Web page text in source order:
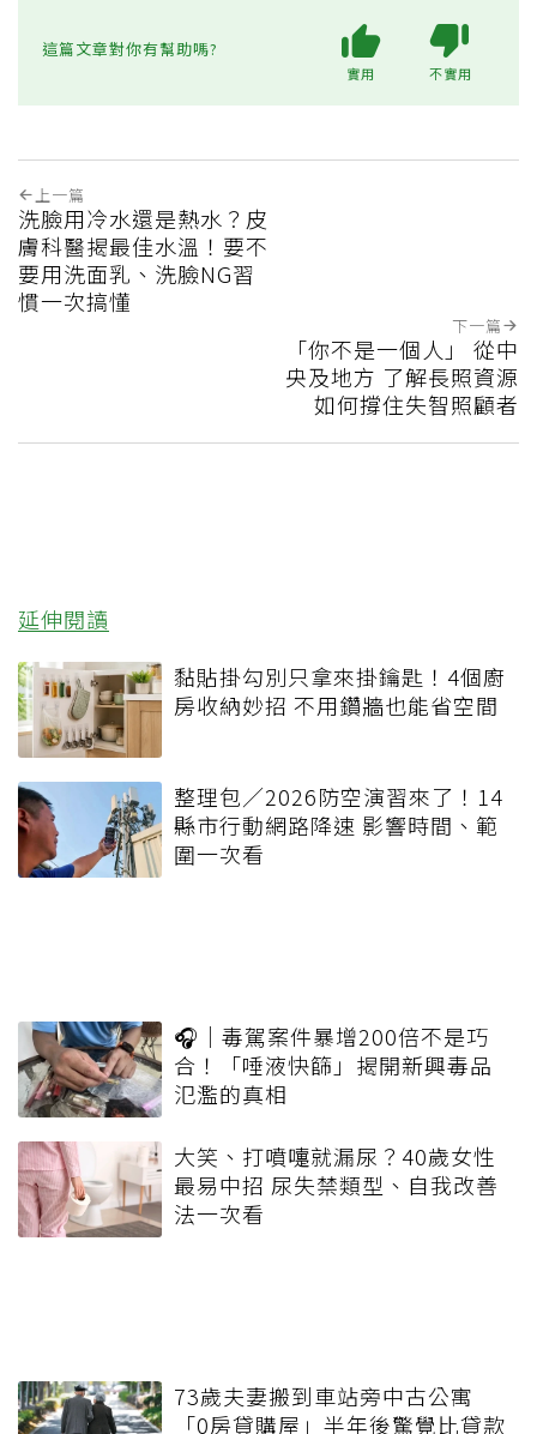
這篇文章對你有幫助嗎?
實用 不實用
上一篇
洗臉用冷水還是熱水？皮
膚科醫揭最佳水溫！要不
要用洗面乳、洗臉NG習
慣一次搞懂
下一篇
「你不是一個人」 從中
央及地方 了解長照資源
如何撐住失智照顧者
延伸閱讀
黏貼掛勾別只拿來掛鑰匙！4個廚
房收納妙招 不用鑽牆也能省空間
整理包／2026防空演習來了！14
縣市行動網路降速 影響時間、範
圍一次看
🎧｜毒駕案件暴增200倍不是巧
合！「唾液快篩」揭開新興毒品
氾濫的真相
大笑、打噴嚏就漏尿？40歲女性
最易中招 尿失禁類型、自我改善
法一次看
73歲夫妻搬到車站旁中古公寓
「0房貸購屋」半年後驚覺比貸款